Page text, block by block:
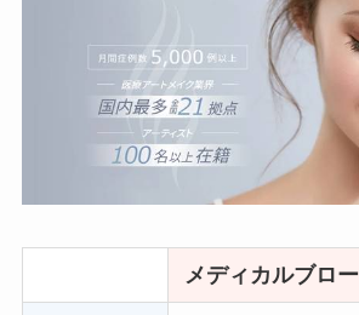
メディカルブロー